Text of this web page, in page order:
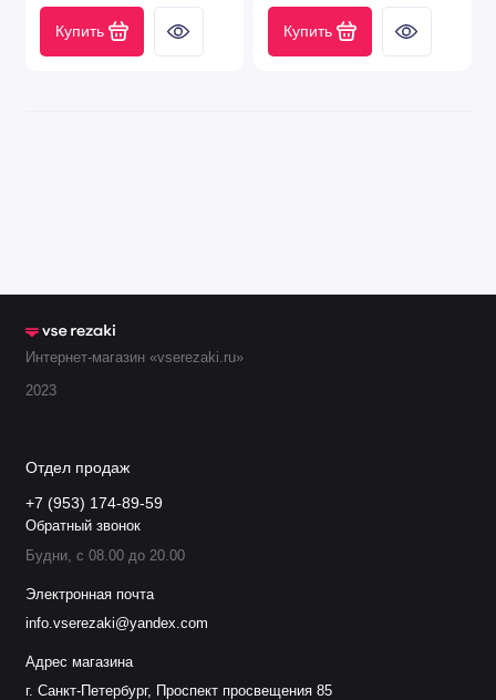
Купить Купить
Интернет-магазин «vserezaki.ru»
2023
Отдел продаж
+7 (953) 174-89-59
Обратный звонок
Будни, с 08.00 до 20.00
Электронная почта
info.vserezaki@yandex.com
Адрес магазина
г. Санкт-Петербург, Проспект просвещения 85